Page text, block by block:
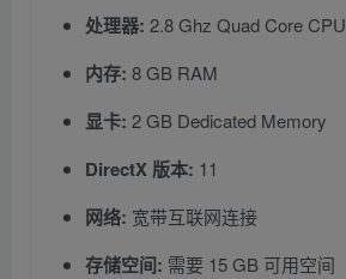
处理器: 2.8 Ghz Quad Core CPU
内存: 8 GB RAM
显卡: 2 GB Dedicated Memory
DirectX 版本: 11
网络: 宽带互联网连接
存储空间: 需要 15 GB 可用空间